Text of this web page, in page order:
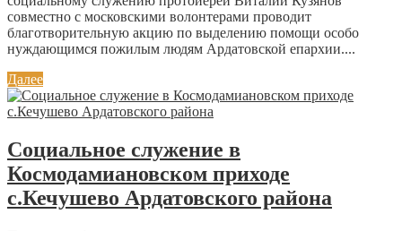
совместно с московскими волонтерами проводит
благотворительную акцию по выделению помощи особо
нуждающимся пожилым людям Ардатовской епархии....
Далее
Социальное служение в
Космодамиановском приходе
с.Кечушево Ардатовского района